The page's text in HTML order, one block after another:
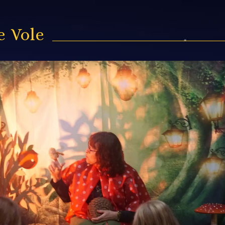
Vole